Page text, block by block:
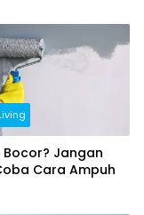
Bocor? Jangan
Cara Ampuh